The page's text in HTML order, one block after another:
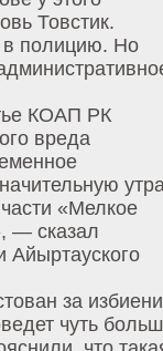
Товстик.
полицию. Но
КОАП РК
вреда
«Мелкое
— сказал
Айыртауского
за
чуть